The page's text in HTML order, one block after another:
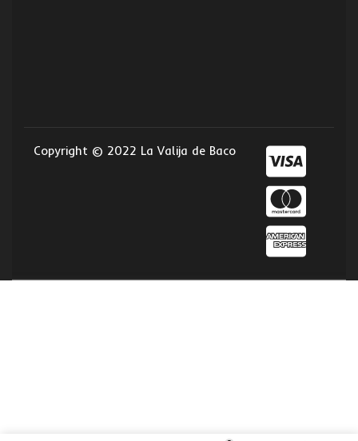
Copyright © 2022 La Valija de Baco